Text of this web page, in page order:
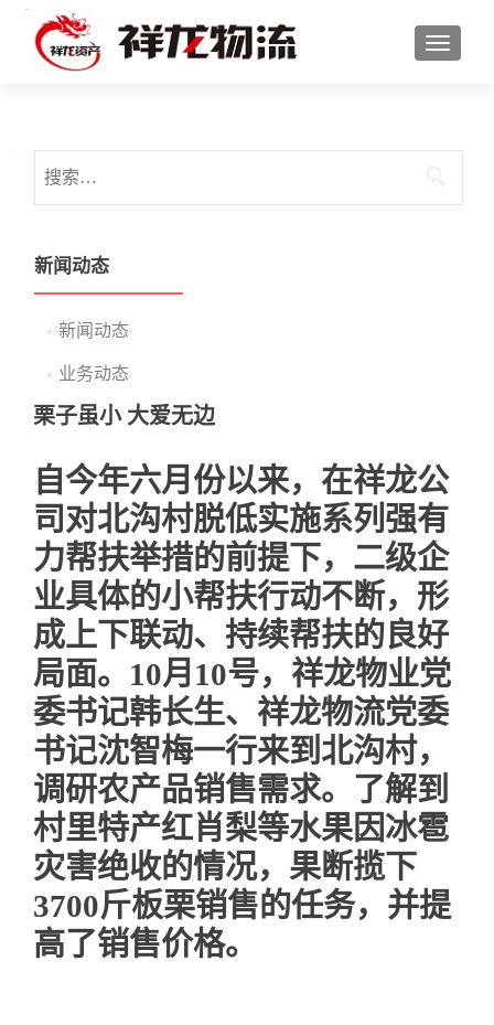
切换导
新闻动态
新闻动态
业务动态
栗子虽小 大爱无边
自今年六月份以来，在祥龙公
司对北沟村脱低实施系列强有
力帮扶举措的前提下，二级企
业具体的小帮扶行动不断，形
成上下联动、持续帮扶的良好
局面。10月10号，祥龙物业党
委书记韩长生、祥龙物流党委
书记沈智梅一行来到北沟村，
调研农产品销售需求。了解到
村里特产红肖梨等水果因冰雹
灾害绝收的情况，果断揽下
3700斤板栗销售的任务，并提
高了销售价格。